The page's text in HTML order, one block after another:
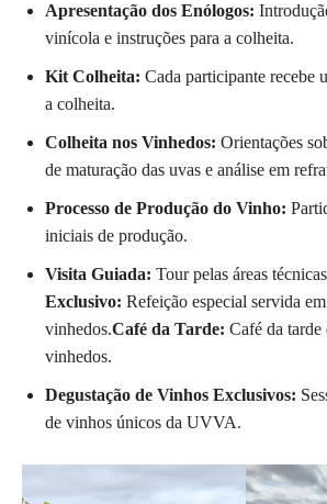
Apresentação dos Enólogos:
vinícola e instruções para a colheita.
Kit Colheita: Cada participante recebe
a colheita.
Colheita nos Vinhedos: Orientações
de maturação das uvas e análise em
Processo de Produção do Vinho:
iniciais de produção.
Visita Guiada: Tour pelas áreas
Exclusivo: Refeição especial servida
vinhedos.Café da Tarde: Café da tarde
vinhedos.
Degustação de Vinhos Exclusivos:
de vinhos únicos da UVVA.